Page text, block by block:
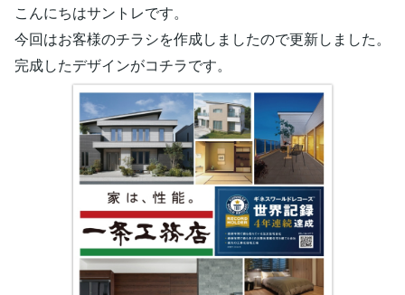
こんにちはサントレです。
今回はお客様のチラシを作成しましたので更新しました。
完成したデザインがコチラです。